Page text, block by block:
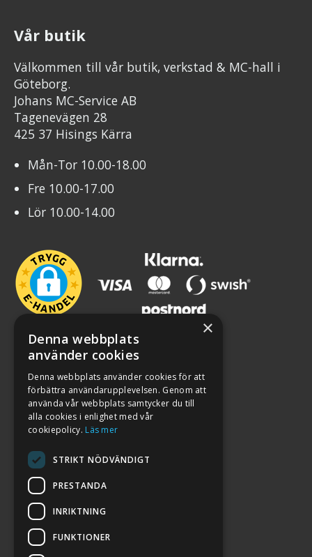
Vår butik
Välkommen till vår butik, verkstad & MC-hall i
Göteborg.
Johans MC-Service AB
Tagenevägen 28
425 37 Hisings Kärra
Mån-Tor 10.00-18.00
Fre 10.00-17.00
Lör 10.00-14.00
2026. ALL RIGHTS RESERVED.
POWERED BY EMPORI CMS
×
Denna webbplats
använder cookies
Denna webbplats använder cookies för att
förbättra användarupplevelsen. Genom att
använda vår webbplats samtycker du till
alla cookies i enlighet med vår
cookiepolicy. Läs mer
STRIKT NÖDVÄNDIGT
PRESTANDA
INRIKTNING
FUNKTIONER